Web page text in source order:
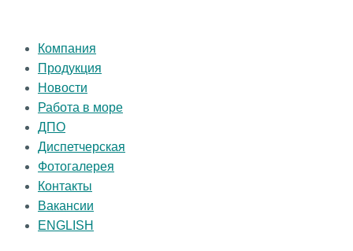
Компания
Продукция
Новости
Работа в море
ДПО
Диспетчерская
Фотогалерея
Контакты
Вакансии
ENGLISH